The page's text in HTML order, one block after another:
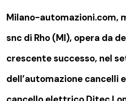
Milano-automazioni.com,
snc di Rho (MI), opera da
crescente successo, nel
dell’automazione cancelli